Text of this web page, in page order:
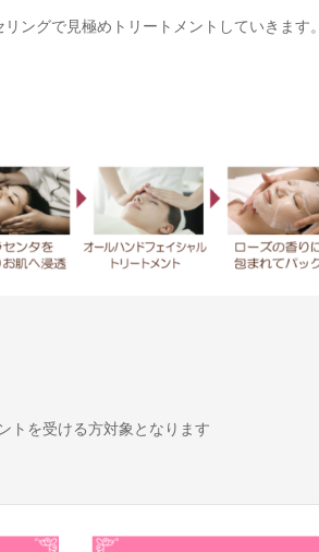
ングで見極めトリートメントしていきます。
トを受ける方対象となります